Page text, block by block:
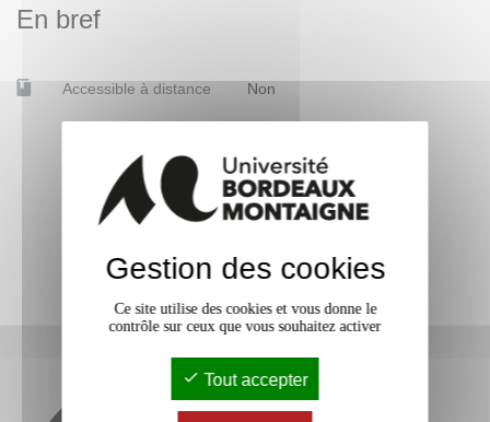
En bref
Accessible à distance Non
Gestion des cookies
Ce site utilise des cookies et vous donne le
contrôle sur ceux que vous souhaitez activer
Tout accepter